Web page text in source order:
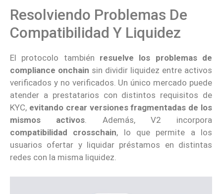
Resolviendo Problemas De
Compatibilidad Y Liquidez
El protocolo también resuelve los problemas de
compliance onchain sin dividir liquidez entre activos
verificados y no verificados. Un único mercado puede
atender a prestatarios con distintos requisitos de
KYC, evitando crear versiones fragmentadas de los
mismos activos. Además, V2 incorpora
compatibilidad crosschain, lo que permite a los
usuarios ofertar y liquidar préstamos en distintas
redes con la misma liquidez.